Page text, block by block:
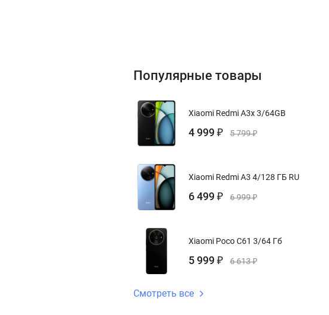
Популярные товары
Xiaomi Redmi A3x 3/64GB
4 999 ₽ 5 799₽
Xiaomi Redmi A3 4/128 ГБ RU
6 499 ₽ 6 999₽
Xiaomi Poco C61 3/64 Гб
5 999 ₽ 6 613₽
Смотреть все